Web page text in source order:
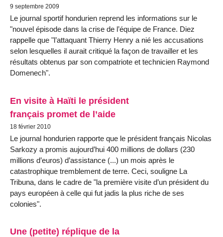
9 septembre 2009
Le journal sportif hondurien reprend les informations sur le
"nouvel épisode dans la crise de l’équipe de France. Diez
rappelle que "l’attaquant Thierry Henry a nié les accusations
selon lesquelles il aurait critiqué la façon de travailler et les
résultats obtenus par son compatriote et technicien Raymond
Domenech".
En visite à Haïti le président
français promet de l’aide
18 février 2010
Le journal hondurien rapporte que le président français Nicolas
Sarkozy a promis aujourd’hui 400 millions de dollars (230
millions d’euros) d’assistance (...) un mois après le
catastrophique tremblement de terre. Ceci, souligne La
Tribuna, dans le cadre de "la première visite d’un président du
pays européen à celle qui fut jadis la plus riche de ses
colonies".
Une (petite) réplique de la